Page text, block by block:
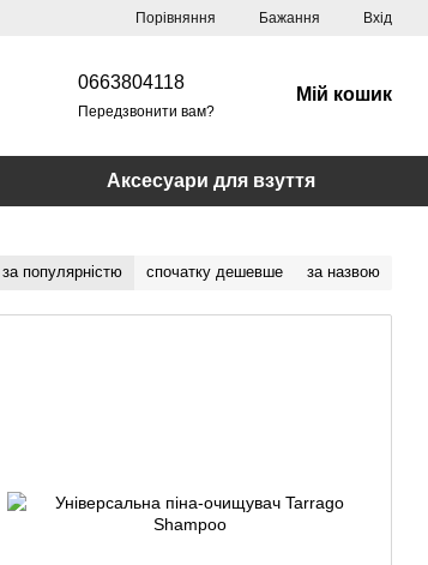
Порівняння Бажання Вхід
0663804118
Передзвонити вам?
Мій кошик
Аксесуари для взуття
за популярністю спочатку дешевше за назвою